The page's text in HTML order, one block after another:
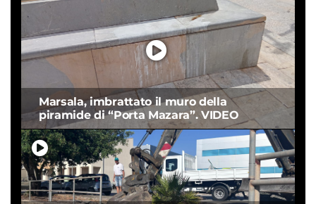
Marsala, imbrattato il muro della
piramide di “Porta Mazara”. VIDEO